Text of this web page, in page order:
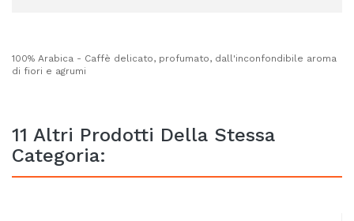
100% Arabica - Caffè delicato, profumato, dall'inconfondibile aroma
di fiori e agrumi
11 Altri Prodotti Della Stessa
Categoria: